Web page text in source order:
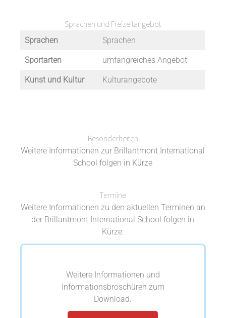
Sprachen und Freizeitangebot
Sprachen Sprachen
Sportarten umfangreiches Angebot
Kunst und Kultur Kulturangebote
Besonderheiten
Weitere Informationen zur Brillantmont International
School folgen in Kürze
Termine
Weitere Informationen zu den aktuellen Terminen an
der Brillantmont International School folgen in
Kürze.
Weitere Informationen und
Informationsbroschüren zum
Download.